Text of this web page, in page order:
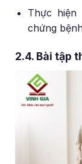
Thực
chứng
2.4. Bài tập